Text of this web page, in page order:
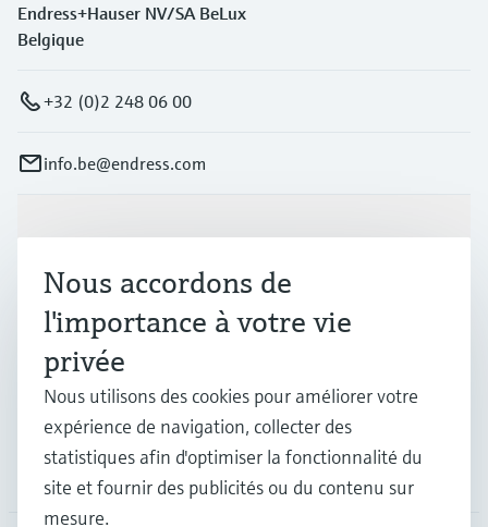
Endress+Hauser NV/SA BeLux
Belgique
+32 (0)2 248 06 00
info.be@endress.com
Produits et services
Industries
Support
Nous accordons de
l'importance à votre vie
privée
Nous utilisons des cookies pour améliorer votre
expérience de navigation, collecter des
statistiques afin d'optimiser la fonctionnalité du
site et fournir des publicités ou du contenu sur
mesure.